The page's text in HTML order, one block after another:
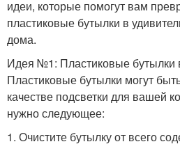
идеи, которые помогут вам
пластиковые бутылки в
дома.
Идея №1: Пластиковые бутылки
Пластиковые бутылки могут
качестве подсветки для вашей
нужно следующее:
1. Очистите бутылку от всего